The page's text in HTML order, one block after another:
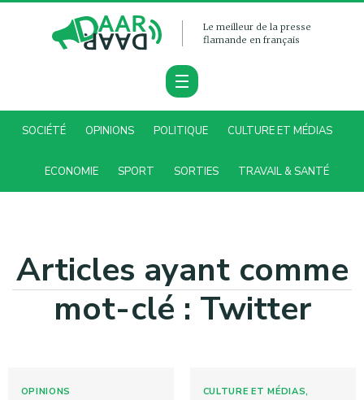
Le meilleur de la presse
flamande en français
SOCIÉTÉ OPINIONS POLITIQUE CULTURE ET MÉDIAS
ECONOMIE SPORT SORTIES TRAVAIL & SANTÉ
Articles ayant comme
mot-clé : Twitter
OPINIONS CULTURE ET MÉDIAS,